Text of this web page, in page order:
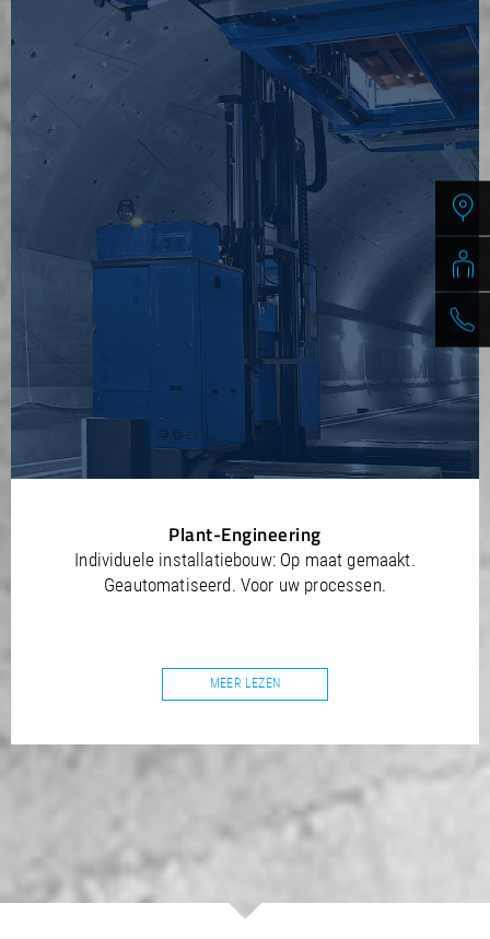
Plant-Engineering
Individuele installatiebouw: Op maat gemaakt.
Geautomatiseerd. Voor uw processen.
MEER LEZEN